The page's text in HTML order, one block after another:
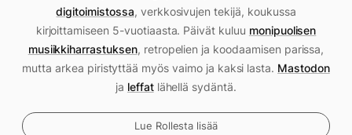
digitoimistossa, verkkosivujen tekijä, koukussa
kirjoittamiseen 5-vuotiaasta. Päivät kuluu monipuolisen
musiikkiharrastuksen, retropelien ja koodaamisen parissa,
mutta arkea piristyttää myös vaimo ja kaksi lasta. Mastodon
ja leffatlähellä sydäntä.
Lue Rollesta lisää